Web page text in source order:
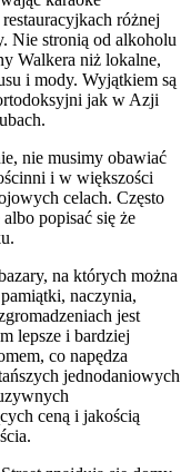
różnej
Nie stronią od alkoholu
Walkera niż lokalne,
i mody. Wyjątkiem są
jak w Azji
nie musimy obawiać
i w większości
celach. Często
popisać się że
na których można
naczynia,
jest
lepsze i bardziej
co napędza
jednodaniowych
ceną i jakością